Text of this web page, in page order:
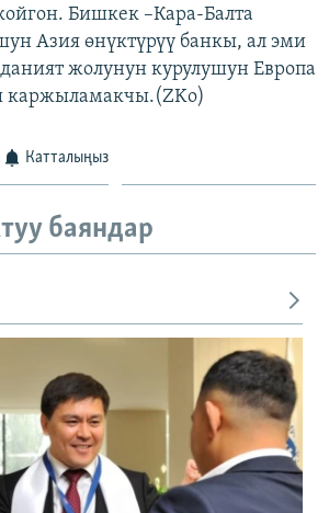
Бишкек –Кара-Балта
Азия өнүктүрүү банкы, ал эми
жолунун курулушун Европа
каржыламакчы.(ZKo)
Катталыңыз
баяндар